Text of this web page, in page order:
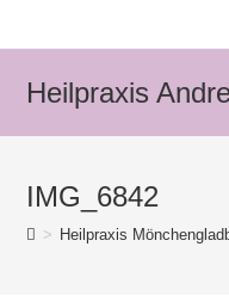
Heilpraxis
IMG_6842
> Heilpraxis